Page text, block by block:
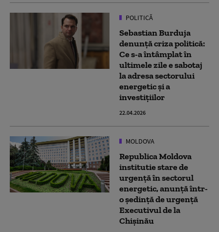
POLITICĂ
Sebastian Burduja
denunță criza politică:
Ce s-a întâmplat în
ultimele zile e sabotaj
la adresa sectorului
energetic și a
investițiilor
22.04.2026
MOLDOVA
Republica Moldova
institutie stare de
urgență în sectorul
energetic, anunță într-
o ședință de urgență
Executivul de la
Chișinău